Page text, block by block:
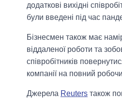
додаткові вихідні
були введені під час
Бізнесмен також має
віддаленої роботи та
співробітників
компанії на повний
Джерела Reuters також